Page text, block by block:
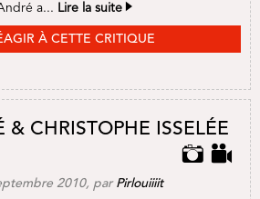
a... Lire la suite
À CETTE CRITIQUE
& CHRISTOPHE ISSELÉE
2010, par Pirlouiiiit